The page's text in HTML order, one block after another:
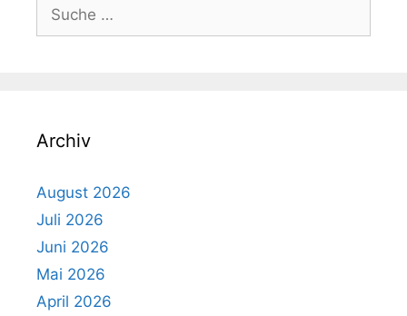
nach:
Archiv
August 2026
Juli 2026
Juni 2026
Mai 2026
April 2026